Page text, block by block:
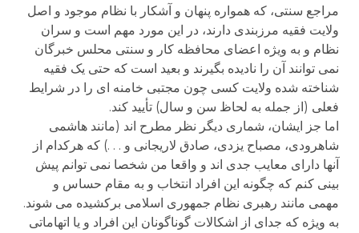
مراجع سنتی، که همواره پنهان و آشکار با نظام موجود و اصل
ولایت فقیه مرزبندی دارند، در این مورد مهم است و سران
نظام و به ویژه اعضای محافظه کار و سنتی محلس خبرگان
نمی توانند آن را نادیده بگیرند و بعید است که حتی یک فقیه
شناخته شده ولایت کسی چون مجتبی خامنه ای را در شرایط
فعلی (از جمله به لحاظ سن و سال) تأیید کند.
اما جز ایشان، شماری دیگر نظر مطرح اند (مانند هاشمی
شاهرودی، مصباح یزدی، صادق لاریجانی و . . .) که هرکدام از
آنها دارای معایب جدی اند و واقعا من شخصا نمی توانم پیش
بینی کنم که چگونه این افراد انتخاب و به مقام حساس و
مهمی مانند رهبری نظام جمهوری اسلامی برکشیده می شوند.
به ویژه که جدای از اشکالات گوناگونان این افراد و یا اتهاماتی